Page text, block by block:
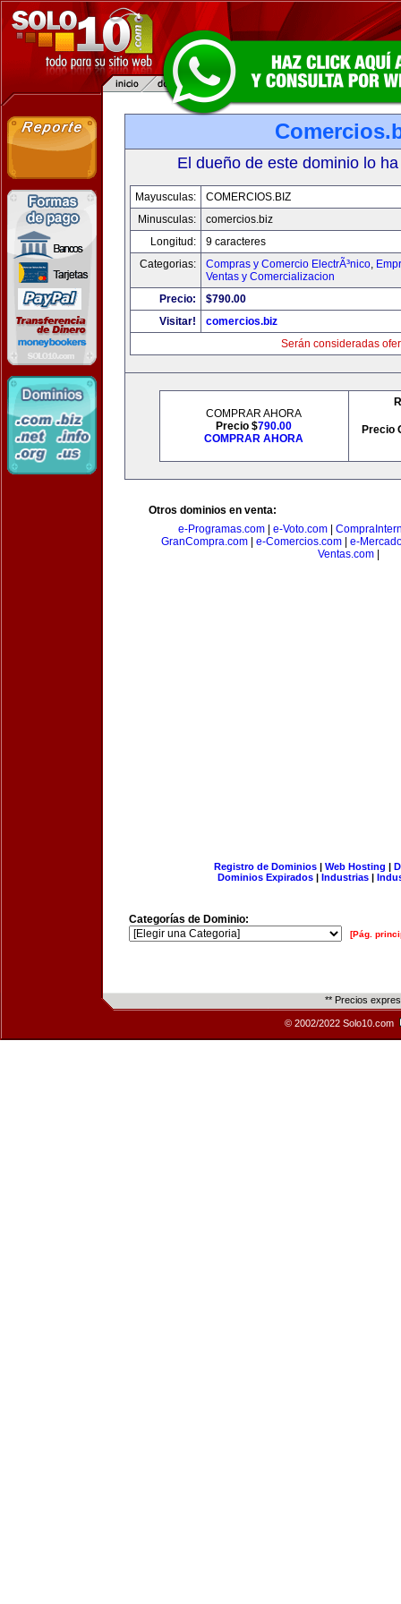
El dueño de este dominio lo
Mayusculas:
COMERCIOS.BIZ
Minusculas:
comercios.biz
Longitud:
9 caracteres
Categorias:
Compras y Comercio ElectrÃ³nico,
Ventas y Comercializacion
Precio:
$790.00
Visitar!
comercios.biz
Serán consideradas
COMPRAR AHORA
Precio $790.00
COMPRAR AHORA
Precio
Otros dominios en venta:
e-Programas.com
e-Voto.com
GranCompra.com
e-Comercios.com
e-
Ventas.com|
Registro de Dominios| Web Hosting |
Dominios Expirados | Industrias |
Categorías de Dominio:
[Pág.
** Precios
© 2002/2022 Solo10.com